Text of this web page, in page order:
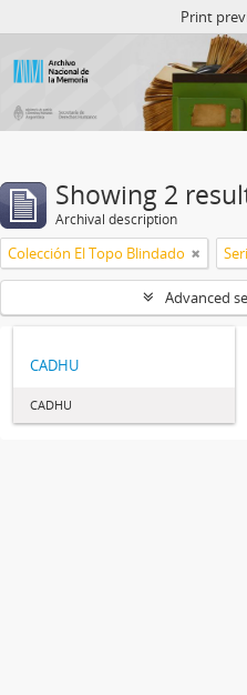
Print
Showing 2
Archival description
Colección El Topo Blindado
Advanced
CADHU
CADHU